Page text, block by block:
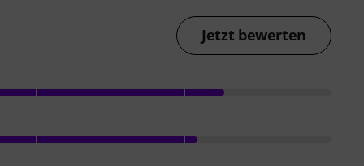
Jetzt bewerten